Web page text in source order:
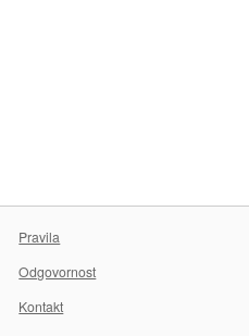
Pravila
Odgovornost
Kontakt